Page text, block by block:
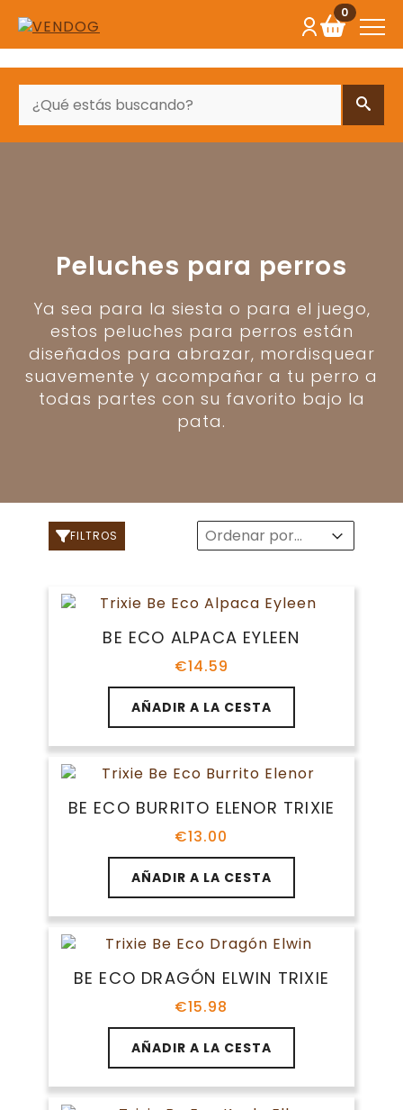
0
Peluches para perros
Ya sea para la siesta o para el juego,
estos peluches para perros están
diseñados para abrazar, mordisquear
suavemente y acompañar a tu perro a
todas partes con su favorito bajo la
pata.
FILTROS Sort
Sort content
Sort content
BE ECO ALPACA EYLEEN
€14.59
AÑADIR A LA CESTA
BE ECO BURRITO ELENOR TRIXIE
€13.00
AÑADIR A LA CESTA
BE ECO DRAGÓN ELWIN TRIXIE
€15.98
AÑADIR A LA CESTA